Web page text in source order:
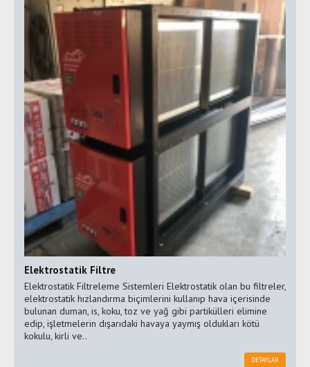
Elektrostatik Filtre
Elektrostatik Filtreleme Sistemleri Elektrostatik olan bu filtreler,
elektrostatik hızlandırma biçimlerini kullanıp hava içerisinde
bulunan duman, is, koku, toz ve yağ gibi partikülleri elimine
edip, işletmelerin dışarıdaki havaya yaymış oldukları kötü
kokulu, kirli ve..
DETAYLAR